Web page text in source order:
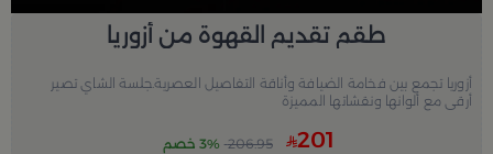
طقم تقديم القهوة من أزوريا
أزوريا تجمع بين فخامة الضيافة وأناقة التفاصيل العصرية.جلسة الشاي تصير
أرقى مع ألوانها ونقشاتها المميزة
201
206.95 3% خصم